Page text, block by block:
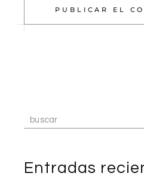
PUBLICAR EL
Entradas